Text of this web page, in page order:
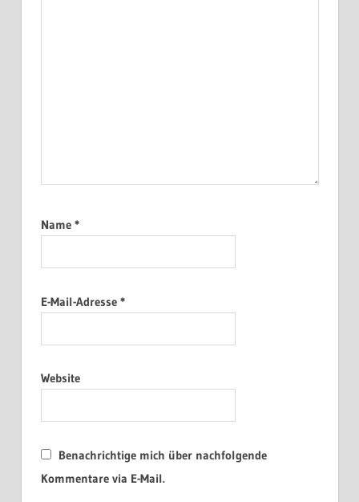
Name *
E-Mail-Adresse *
Website
Benachrichtige mich über nachfolgende
Kommentare via E-Mail.